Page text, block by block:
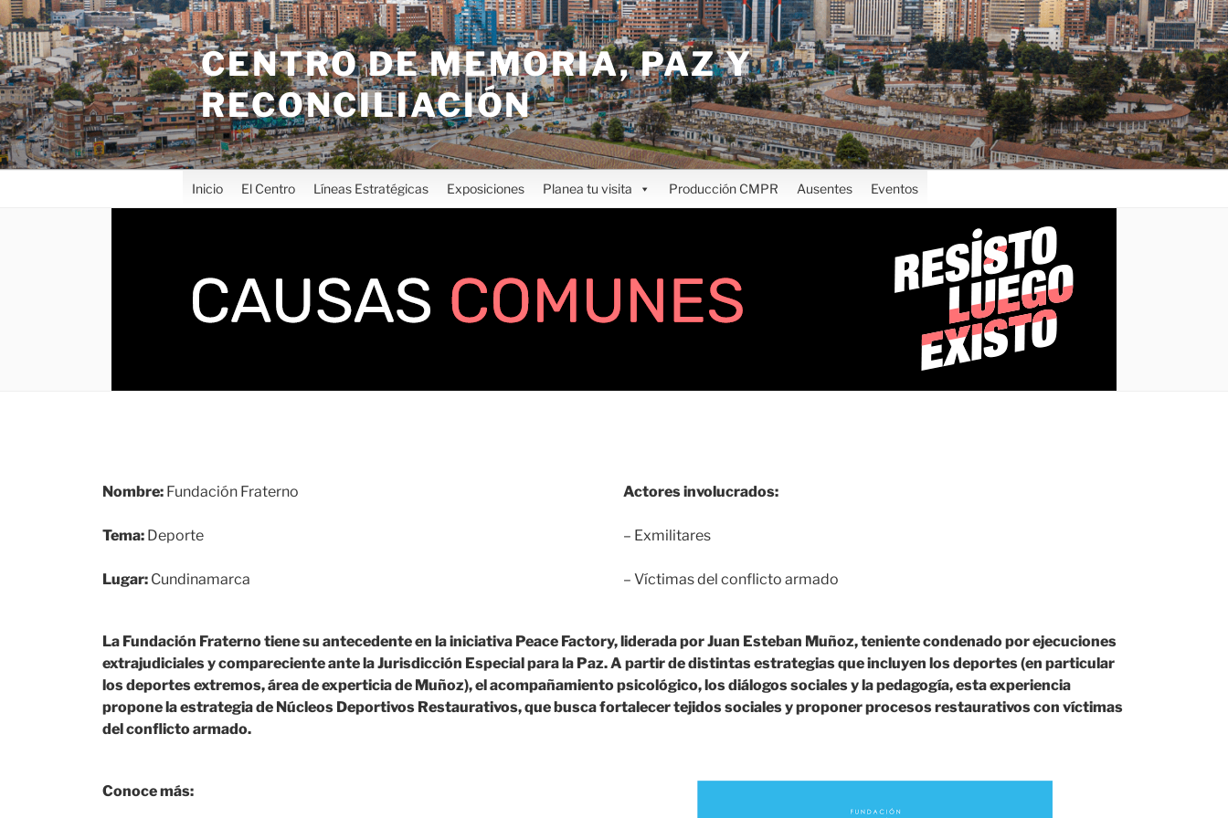
CENTRO DE MEMORIA, PAZ Y
RECONCILIACIÓN
Inicio El Centro Líneas Estratégicas Exposiciones Planea tu visita Producción CMPR Ausentes Eventos
Nombre: Fundación Fraterno
Tema: Deporte
Lugar: Cundinamarca
Actores involucrados:
– Exmilitares
– Víctimas del conflicto armado
La Fundación Fraterno tiene su antecedente en la iniciativa Peace Factory, liderada por Juan Esteban Muñoz, teniente condenado por ejecuciones
extrajudiciales y compareciente ante la Jurisdicción Especial para la Paz. A partir de distintas estrategias que incluyen los deportes (en particular
los deportes extremos, área de experticia de Muñoz), el acompañamiento psicológico, los diálogos sociales y la pedagogía, esta experiencia
propone la estrategia de Núcleos Deportivos Restaurativos, que busca fortalecer tejidos sociales y proponer procesos restaurativos con víctimas
del conflicto armado.
Conoce más: